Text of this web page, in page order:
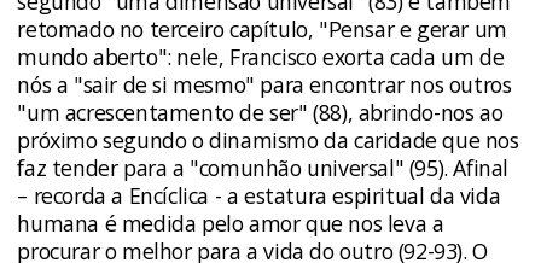
retomado no terceiro capítulo, "Pensar e gerar um
mundo aberto": nele, Francisco exorta cada um de
nós a "sair de si mesmo" para encontrar nos outros
"um acrescentamento de ser" (88), abrindo-nos ao
próximo segundo o dinamismo da caridade que nos
faz tender para a "comunhão universal" (95). Afinal
– recorda a Encíclica - a estatura espiritual da vida
humana é medida pelo amor que nos leva a
procurar o melhor para a vida do outro (92-93). O